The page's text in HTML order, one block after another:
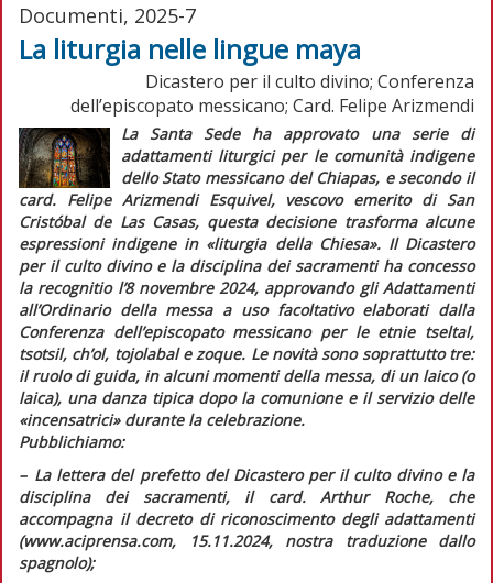
Documenti, 2025-7
La liturgia nelle lingue maya
Dicastero per il culto divino; Conferenza
dell’episcopato messicano; Card. Felipe Arizmendi
La Santa Sede ha approvato una serie di
adattamenti liturgici per le comunità indigene
dello Stato messicano del Chiapas, e secondo il
card. Felipe Arizmendi Esquivel, vescovo emerito di San
Cristóbal de Las Casas, questa decisione trasforma alcune
espressioni indigene in «liturgia della Chiesa». Il Dicastero
per il culto divino e la disciplina dei sacramenti ha concesso
la recognitiol’8 novembre 2024, approvando gliAdattamenti
all’Ordinario della messa a uso facoltativoelaborati dalla
Conferenza dell’episcopato messicano per le etnie tseltal,
tsotsil, ch’ol, tojolabalezoque. Le novità sono soprattutto tre:
il ruolo di guida, in alcuni momenti della messa, di un laico (o
laica), una danza tipica dopo la comunione e il servizio delle
«incensatrici» durante la celebrazione.
Pubblichiamo:
–La lettera del prefetto del Dicastero per il culto divino e la
disciplina dei sacramenti, il card. Arthur Roche, che
accompagna il decreto di riconoscimento degli adattamenti
(www.aciprensa.com, 15.11.2024, nostra traduzione dallo
spagnolo);